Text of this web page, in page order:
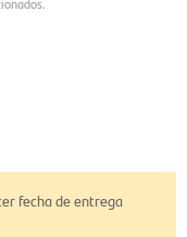
fecha de entrega